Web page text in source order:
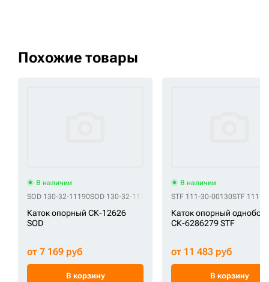
Похожие товары
В наличии
SOD 130-32-11190SOD 130-32-11191 SOD 130-803-7190SOD 135-32-
Каток опорный СК-12626
SOD
от 7 169 руб
В корзину
В наличии
STF 111-30-00130STF 111-
Каток опорный
СК-6286279 STF
от 11 483 руб
В корзину